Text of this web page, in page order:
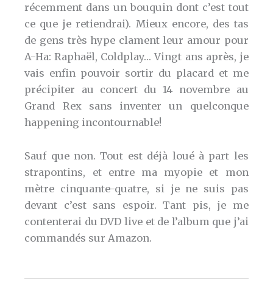
récemment dans un bouquin dont c’est tout
ce que je retiendrai). Mieux encore, des tas
de gens très hype clament leur amour pour
A-Ha: Raphaël, Coldplay… Vingt ans après, je
vais enfin pouvoir sortir du placard et me
précipiter au concert du 14 novembre au
Grand Rex sans inventer un quelconque
happening incontournable!
Sauf que non. Tout est déjà loué à part les
strapontins, et entre ma myopie et mon
mètre cinquante-quatre, si je ne suis pas
devant c’est sans espoir. Tant pis, je me
contenterai du DVD live et de l’album que j’ai
commandés sur Amazon.